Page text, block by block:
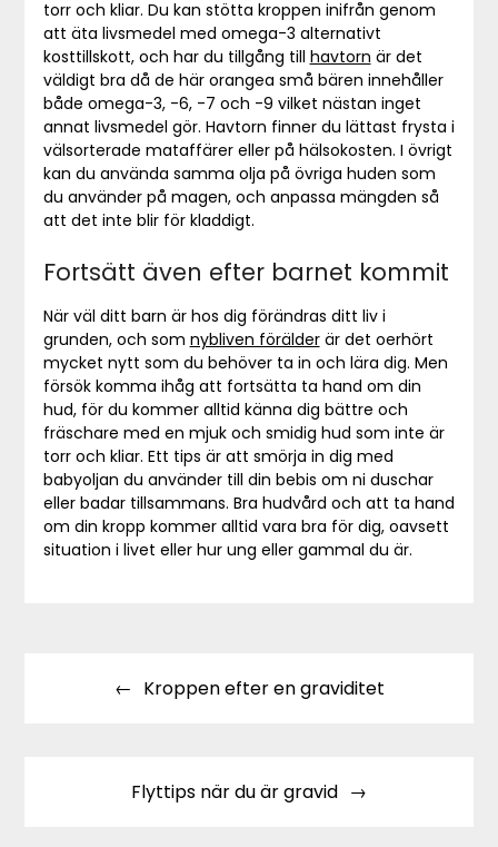
torr och kliar. Du kan stötta kroppen inifrån genom
att äta livsmedel med omega-3 alternativt
kosttillskott, och har du tillgång till havtorn är det
väldigt bra då de här orangea små bären innehåller
både omega-3, -6, -7 och -9 vilket nästan inget
annat livsmedel gör. Havtorn finner du lättast frysta i
välsorterade mataffärer eller på hälsokosten. I övrigt
kan du använda samma olja på övriga huden som
du använder på magen, och anpassa mängden så
att det inte blir för kladdigt.
Fortsätt även efter barnet kommit
När väl ditt barn är hos dig förändras ditt liv i
grunden, och som nybliven förälderär det oerhört
mycket nytt som du behöver ta in och lära dig. Men
försök komma ihåg att fortsätta ta hand om din
hud, för du kommer alltid känna dig bättre och
fräschare med en mjuk och smidig hud som inte är
torr och kliar. Ett tips är att smörja in dig med
babyoljan du använder till din bebis om ni duschar
eller badar tillsammans. Bra hudvård och att ta hand
om din kropp kommer alltid vara bra för dig, oavsett
situation i livet eller hur ung eller gammal du är.
Kroppen efter en graviditet
Flyttips när du är gravid